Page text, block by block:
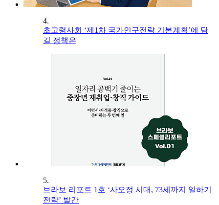
4.
초고령사회 ‘제1차 국가인구전략 기본계획’에 담
길 정책은
5.
브라보 리포트 1호 ‘사오정 시대, 73세까지 일하기
전략’ 발간